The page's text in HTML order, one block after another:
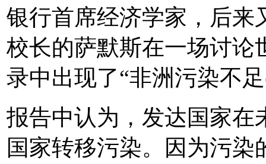
银行首席经济学家，后来
校长的萨默斯在一场讨论
录中出现了“非洲污染不
报告中认为，发达国家在
国家转移污染。因为污